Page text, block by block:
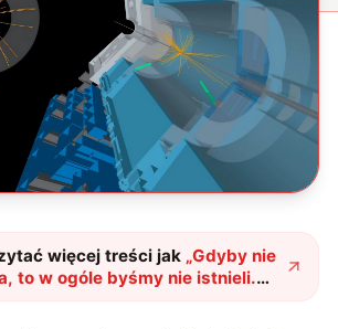
więcej treści jak „Gdyby nie
to w ogóle byśmy nie istnieli.
rekordowo dokładny